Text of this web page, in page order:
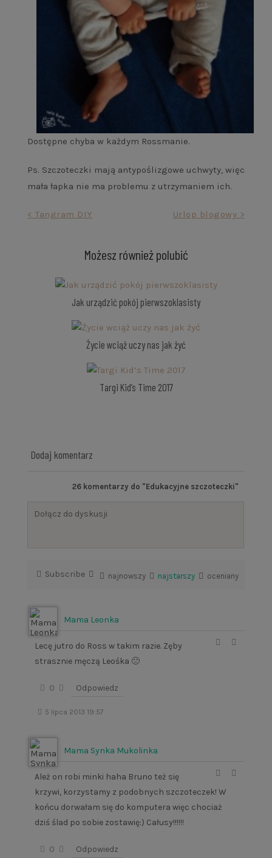
Dostępne chyba w każdym Rossmanie.
Ps. Szczoteczki mają antypoślizgowe uchwyty, więc
mała łapka nie ma problemu z utrzymaniem ich.
Nawigacja< Tangram DIY Urlop blogowy >
Możesz również polubić
Jak urządzić pokój pierwszoklasisty
Życie wciąż uczy nas jak żyć
Targi Kid’s Time 2017
Dodaj komentarz
26 komentarzy do "Edukacyjne szczoteczki"
Subscribe najnowszy najstarszy oceniany
Mama Leonka
Lecę jutro do Ross w takim razie. Zęby
strasznie męczą Leośka 🙁
0 Odpowiedz
5 lipca 2013 19:57
Mama Synka Mukolinka
Ależ on robi minki haha Bruno też się
krzywi, korzystamy z podobnych szczoteczek! W
końcu dorwałam się do komputera więc chociaż
dziś ślad po sobie zostawię:) Całusy!!!!!!
0 Odpowiedz